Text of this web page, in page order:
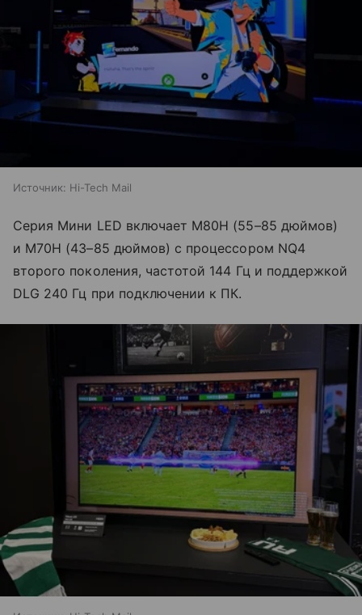
Источник: Hi-Tech Mail
Серия Мини LED включает M80H (55–85 дюймов)
и M70H (43–85 дюймов) с процессором NQ4
второго поколения, частотой 144 Гц и поддержкой
DLG 240 Гц при подключении к ПК.